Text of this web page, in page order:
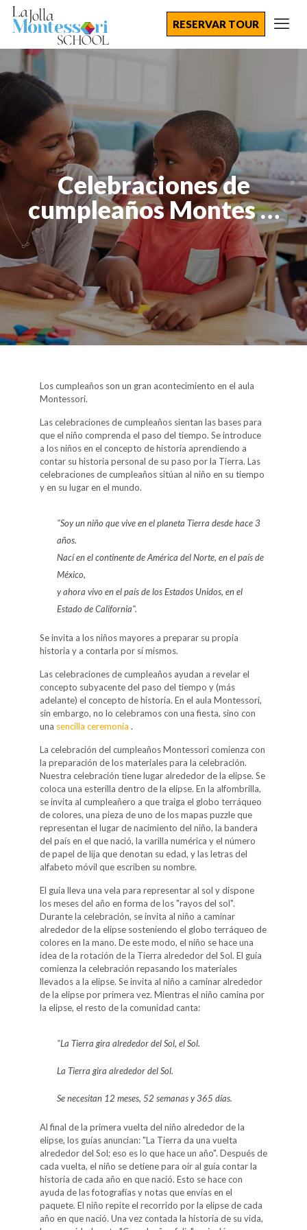
RESERVAR TOUR
Celebraciones de
cumpleaños Montes …
Los cumpleaños son un gran acontecimiento en el aula
Montessori.
Las celebraciones de cumpleaños sientan las bases para
que el niño comprenda el paso del tiempo. Se introduce
a los niños en el concepto de historia aprendiendo a
contar su historia personal de su paso por la Tierra. Las
celebraciones de cumpleaños sitúan al niño en su tiempo
y en su lugar en el mundo.
"Soy un niño que vive en el planeta Tierra desde hace 3
años.
Nací en el continente de América del Norte, en el país de
México,
y ahora vivo en el país de los Estados Unidos, en el
Estado de California".
Se invita a los niños mayores a preparar su propia
historia y a contarla por sí mismos.
Las celebraciones de cumpleaños ayudan a revelar el
concepto subyacente del paso del tiempo y (más
adelante) el concepto de historia. En el aula Montessori,
sin embargo, no lo celebramos con una fiesta, sino con
una sencilla ceremonia .
La celebración del cumpleaños Montessori comienza con
la preparación de los materiales para la celebración.
Nuestra celebración tiene lugar alrededor de la elipse. Se
coloca una esterilla dentro de la elipse. En la alfombrilla,
se invita al cumpleañero a que traiga el globo terráqueo
de colores, una pieza de uno de los mapas puzzle que
representan el lugar de nacimiento del niño, la bandera
del país en el que nació, la varilla numérica y el número
de papel de lija que denotan su edad, y las letras del
alfabeto móvil que escriben su nombre.
El guía lleva una vela para representar al sol y dispone
los meses del año en forma de los "rayos del sol".
Durante la celebración, se invita al niño a caminar
alrededor de la elipse sosteniendo el globo terráqueo de
colores en la mano. De este modo, el niño se hace una
idea de la rotación de la Tierra alrededor del Sol. El guía
comienza la celebración repasando los materiales
llevados a la elipse. Se invita al niño a caminar alrededor
de la elipse por primera vez. Mientras el niño camina por
la elipse, el resto de la comunidad canta:
"La Tierra gira alrededor del Sol, el Sol.
La Tierra gira alrededor del Sol.
Se necesitan 12 meses, 52 semanas y 365 días.
Al final de la primera vuelta del niño alrededor de la
elipse, los guías anuncian: "La Tierra da una vuelta
alrededor del Sol; eso es lo que hace un año". Después de
cada vuelta, el niño se detiene para oír al guía contar la
historia de cada año en que nació. Esto se hace con
ayuda de las fotografías y notas que envías en el
paquete. El niño repite el recorrido por la elipse de cada
año en que nació. Una vez contada la historia de su vida,